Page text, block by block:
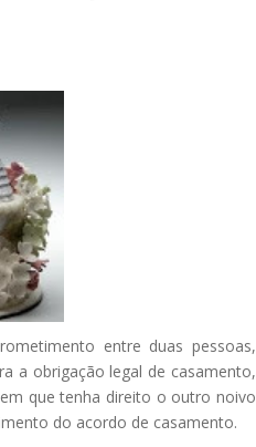
entre duas pessoas,
a obrigação legal de casamento,
que tenha direito o outro noivo
do acordo de casamento.